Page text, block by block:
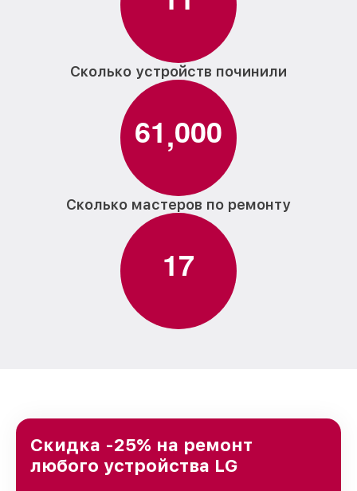
Сколько устройств починили
61,000
Сколько мастеров по ремонту
17
Скидка -25% на ремонт
любого устройства LG